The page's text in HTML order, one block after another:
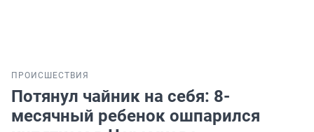
ПРОИСШЕСТВИЯ
Потянул чайник на себя: 8-
месячный ребенок ошпарился